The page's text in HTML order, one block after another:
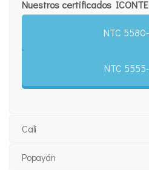
Nuestros certificados
NTC
NTC
Cali
Popayán